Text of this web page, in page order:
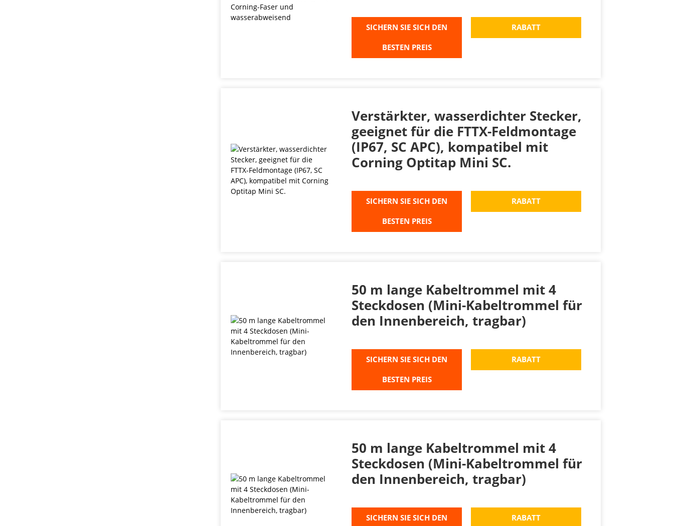
SICHERN SIE SICH DEN
BESTEN PREIS
RABATT
Verstärkter, wasserdichter Stecker,
geeignet für die FTTX-Feldmontage
(IP67, SC APC), kompatibel mit
Corning Optitap Mini SC.
SICHERN SIE SICH DEN
BESTEN PREIS
RABATT
50 m lange Kabeltrommel mit 4
Steckdosen (Mini-Kabeltrommel für
den Innenbereich, tragbar)
SICHERN SIE SICH DEN
BESTEN PREIS
RABATT
50 m lange Kabeltrommel mit 4
Steckdosen (Mini-Kabeltrommel für
den Innenbereich, tragbar)
SICHERN SIE SICH DEN RABATT